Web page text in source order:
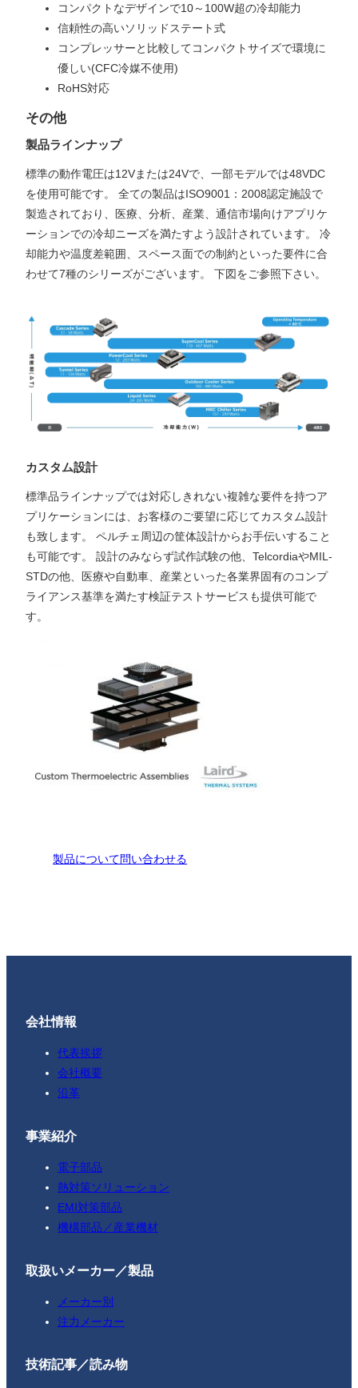
コンパクトなデザインで10～100W超の冷却能力
信頼性の高いソリッドステート式
コンプレッサーと比較してコンパクトサイズで環境に
優しい(CFC冷媒不使用)
RoHS対応
その他
製品ラインナップ
標準の動作電圧は12Vまたは24Vで、一部モデルでは48VDC
を使用可能です。 全ての製品はISO9001：2008認定施設で
製造されており、医療、分析、産業、通信市場向けアプリケ
ーションでの冷却ニーズを満たすよう設計されています。 冷
却能力や温度差範囲、スペース面での制約といった要件に合
わせて7種のシリーズがございます。 下図をご参照下さい。
カスタム設計
標準品ラインナップでは対応しきれない複雑な要件を持つア
プリケーションには、お客様のご要望に応じてカスタム設計
も致します。 ペルチェ周辺の筐体設計からお手伝いすること
も可能です。 設計のみならず試作試験の他、TelcordiaやMIL-
STDの他、医療や自動車、産業といった各業界固有のコンプ
ライアンス基準を満たす検証テストサービスも提供可能で
す。
製品について問い合わせる
会社情報
代表挨拶
会社概要
沿革
事業紹介
電子部品
熱対策ソリューション
EMI対策部品
機構部品／産業機材
取扱いメーカー／製品
メーカー別
注力メーカー
技術記事／読み物